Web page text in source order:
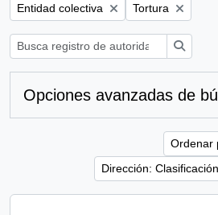
Remove filter:
Entidad colectiva Remove filter:
Tortura
Opciones avanzadas de
Ordenar
Dirección: